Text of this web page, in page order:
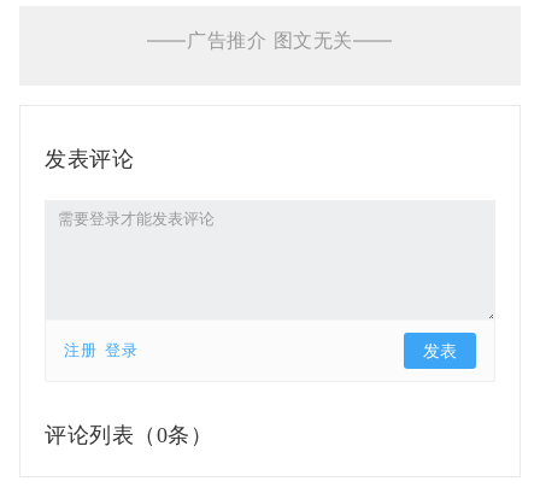
——广告推介 图文无关——
发表评论
注册 登录
评论列表（ 0条）